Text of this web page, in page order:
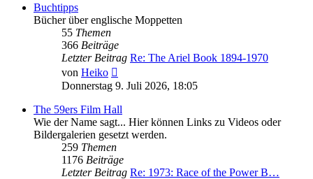
Buchtipps
Bücher über englische Moppetten
55 Themen
366 Beiträge
Letzter Beitrag Re: The Ariel Book 1894-1970
von Heiko
Beitrag
Donnerstag 9. Juli 2026, 18:05
The 59ers Film Hall
Wie der Name sagt... Hier können Links zu Videos oder
Bildergalerien gesetzt werden.
259 Themen
1176 Beiträge
Letzter Beitrag Re: 1973: Race of the Power B…